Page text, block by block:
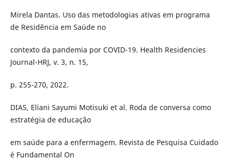
Mirela Dantas. Uso das metodologias ativas em programa
de Residência em Saúde no
contexto da pandemia por COVID-19. Health Residencies
Journal-HRJ, v. 3, n. 15,
p. 255-270, 2022.
DIAS, Eliani Sayumi Motisuki et al. Roda de conversa como
estratégia de educação
em saúde para a enfermagem. Revista de Pesquisa Cuidado
é Fundamental On